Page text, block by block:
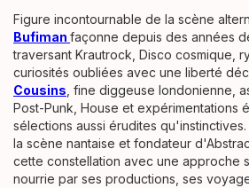
Figure incontournable de la scène
Bufiman façonne depuis des années
traversant Krautrock, Disco cosmique,
curiosités oubliées avec une liberté
Cousins , fine diggeuse londonienne,
Post-Punk, House et expérimentations
sélections aussi érudites qu'instinctives.
la scène nantaise et fondateur
cette constellation avec une approche
nourrie par ses productions, ses